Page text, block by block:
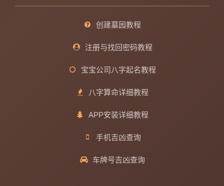
创建墓园教程
注册与找回密码教程
宝宝公司八字起名教程
八字算命详细教程
APP安装详细教程
手机吉凶查询
车牌号吉凶查询